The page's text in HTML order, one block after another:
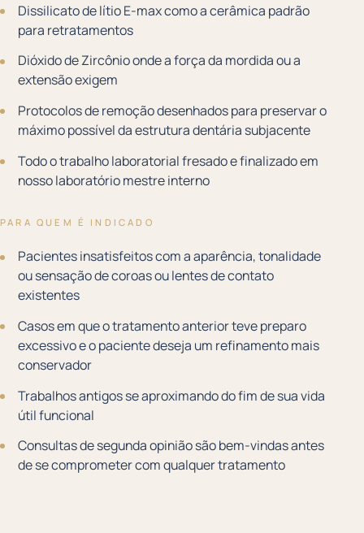
Dissilicato de lítio E-max como a cerâmica padrão
para retratamentos
Dióxido de Zircônio onde a força da mordida ou a
extensão exigem
Protocolos de remoção desenhados para preservar o
máximo possível da estrutura dentária subjacente
Todo o trabalho laboratorial fresado e finalizado em
nosso laboratório mestre interno
PARA QUEM É INDICADO
Pacientes insatisfeitos com a aparência, tonalidade
ou sensação de coroas ou lentes de contato
existentes
Casos em que o tratamento anterior teve preparo
excessivo e o paciente deseja um refinamento mais
conservador
Trabalhos antigos se aproximando do fim de sua vida
útil funcional
Consultas de segunda opinião são bem-vindas antes
de se comprometer com qualquer tratamento